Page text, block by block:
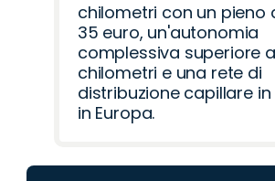
chilometri con un pieno
35 euro, un'autonomia
complessiva superiore a
chilometri e una rete di
distribuzione capillare
in Europa.